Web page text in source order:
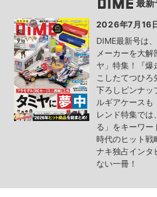
最新
2026年7月16
DIME最新号は
メーカーを大解
ヤ」特集！『爆
こしたてつひろ
下ろしピンナッ
ルギアケース
レンド特集では
る」をキーワー
時代のヒット戦
ナキ独占インタ
ない一冊！